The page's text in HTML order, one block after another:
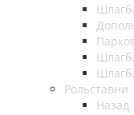
Рольставни
Назад